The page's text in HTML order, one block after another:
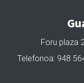
Foru plaza
Telefonoa: 948